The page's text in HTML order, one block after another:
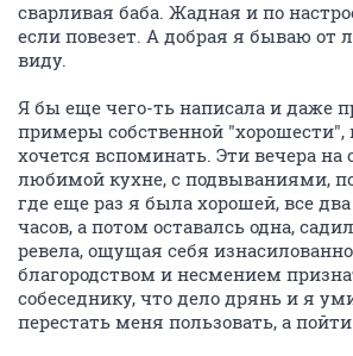
сварливая баба. Жадная и по
если повезет. А добрая я бываю от
виду.
Я бы еще чего-ть написала и даже
примеры собственной "хорошести",
хочется вспоминать. Эти вечера на
любимой кухне, с подвываниями,
где еще раз я была хорошей, все
часов, а потом оставалсь одна,
ревела, ощущая себя
благородством и несмением
собеседнику, что дело дрянь и я
перестать меня пользовать, а